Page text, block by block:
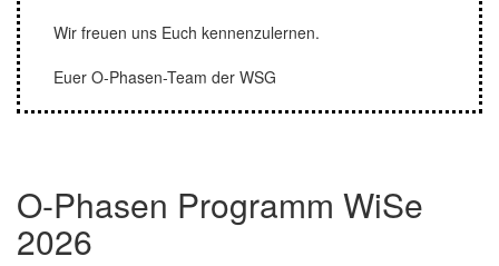
Wir freuen uns Euch kennenzulernen.
Euer O-Phasen-Team der WSG
O-Phasen Programm WiSe
2026